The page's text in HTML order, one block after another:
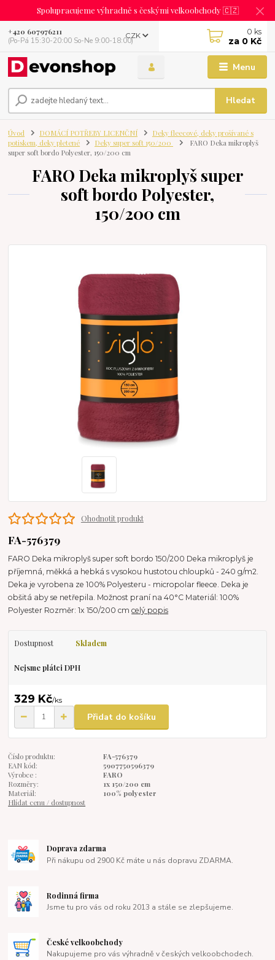
Spolupracujeme výhradně s českými velkoobchody 🇨🇿
Menu
CZK
Hledat
+420 607976211
(Po-Pá 15:30-20:00 So-Ne 9:00-18:00)
0 ks
za 0 Kč
Úvod DOMÁCÍ POTŘEBY LICENČNÍ
Deky fleecové, deky prošívané s
potiskem, deky pletené
Deky super soft 150/200
FARO Deka mikroplyš
super soft bordo Polyester, 150/200 cm
FARO Deka mikroplyš super
soft bordo Polyester,
150/200 cm
Ohodnotit produkt
FA-576379
FARO Deka mikroplyš super soft bordo 150/200 Deka mikroplyš je
příjemná, měkká a hebká s vysokou hustotou chloupků - 240 g/m2.
Deka je vyrobena ze 100% Polyesteru - micropolar fleece. Deka je
obšitá aby se netřepila. Možnost praní na 40°C Materiál: 100%
Polyester Rozměr: 1x 150/200 cmcelý popis
Dostupnost Skladem
Nejsme plátci DPH
329 Kč/ks
Přidat do košíku
Číslo produktu:
FA-576379
EAN kód:
5907750596379
Výrobce :
FARO
Rozměry:
1x 150/200 cm
Materiál:
100% polyester
Hlídat cenu / dostupnost
Doprava zdarma
Při nákupu od 2900 Kč máte u nás dopravu ZDARMA.
Rodinná firma
Jsme tu pro vás od roku 2013 a stále se zlepšujeme.
České velkoobchody
Nakupujeme pro vás výhradně v českých velkoobchodech.